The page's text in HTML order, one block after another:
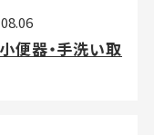
便器・手洗い取